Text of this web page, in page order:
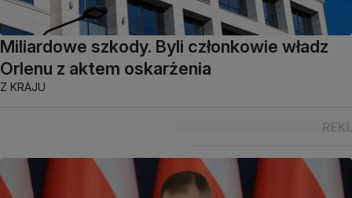
Miliardowe szkody. Byli członkowie władz
Orlenu z aktem oskarżenia
Z KRAJU